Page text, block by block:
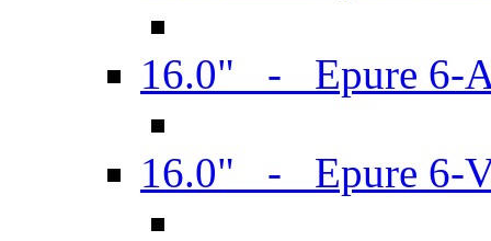
16.0" - Epure 6-
16.0" - Epure 6-